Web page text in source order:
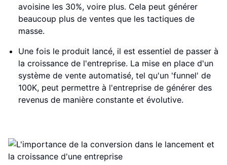
avoisine les 30%, voire plus. Cela peut générer
beaucoup plus de ventes que les tactiques de
masse.
Une fois le produit lancé, il est essentiel de passer à
la croissance de l'entreprise. La mise en place d'un
système de vente automatisé, tel qu'un 'funnel' de
100K, peut permettre à l'entreprise de générer des
revenus de manière constante et évolutive.